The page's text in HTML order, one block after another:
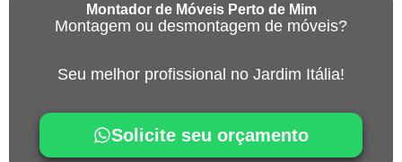
Montador de Móveis Perto de Mim
Montagem ou desmontagem de móveis?
Seu melhor profissional no Jardim Itália!
Solicite seu orçamento